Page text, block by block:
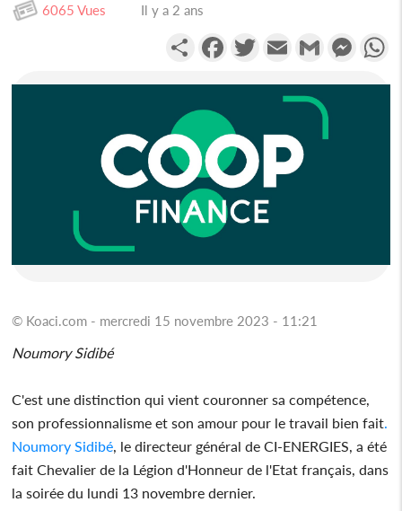
6065 Vues Il y a 2 ans
PartagerFacebookTwitterEmail Gmail
© Koaci.com - mercredi 15 novembre 2023 - 11:21
Noumory Sidibé
C'est une distinction qui vient couronner sa compétence,
son professionnalisme et son amour pour le travail bien fait
Noumory Sidibé , le directeur général de CI-ENERGIES, a été
fait Chevalier de la Légion d'Honneur de l'Etat français, dans
la soirée du lundi 13 novembre dernier.